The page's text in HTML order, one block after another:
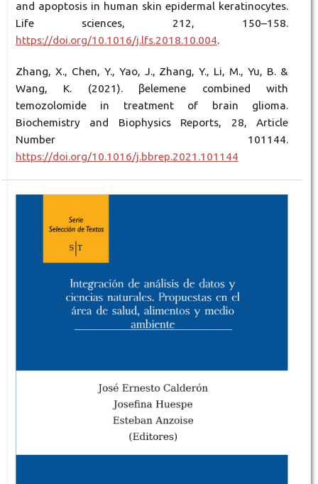
and apoptosis in human skin epidermal keratinocytes.
Life sciences, 212, 150–158.
https://doi.org/10.1016/j.lfs.2018.10.004.
Zhang, X., Chen, Y., Yao, J., Zhang, Y., Li, M., Yu, B. &
Wang, K. (2021). βelemene combined with
temozolomide in treatment of brain glioma.
Biochemistry and Biophysics Reports, 28, Article
Number 101144.
https://doi.org/10.1016/j.bbrep.2021.101144